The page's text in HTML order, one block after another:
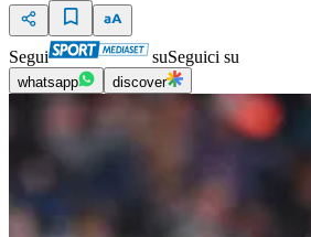
Segui suSeguici su
whatsapp discover